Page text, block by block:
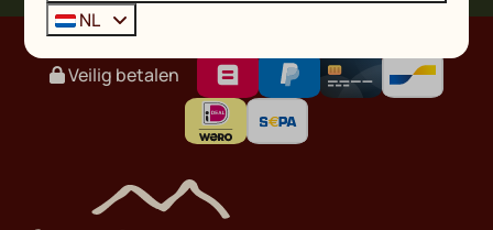
Veilig betalen
NL